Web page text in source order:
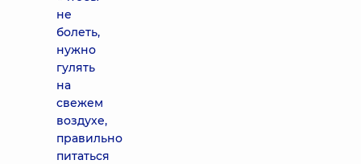
не
болеть,
нужно
гулять
на
свежем
воздухе,
правильно
питаться